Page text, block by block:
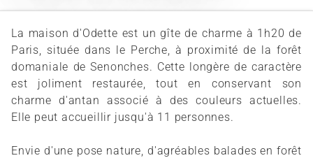
La maison d'Odette est un gîte de charme à 1h20 de
Paris, située dans le Perche, à proximité de la forêt
domaniale de Senonches. Cette longère de caractère
est joliment restaurée, tout en conservant son
charme d'antan associé à des couleurs actuelles.
Elle peut accueillir jusqu'à 11 personnes.
Envie d'une pose nature, d'agréables balades en forêt